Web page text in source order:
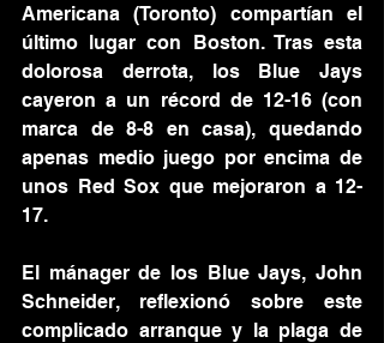
Americana (Toronto) compartían el
último lugar con Boston. Tras esta
dolorosa derrota, los Blue Jays
cayeron a un récord de 12-16 (con
marca de 8-8 en casa), quedando
apenas medio juego por encima de
unos Red Sox que mejoraron a 12-
17.
El mánager de los Blue Jays, John
Schneider, reflexionó sobre este
complicado arranque y la plaga de